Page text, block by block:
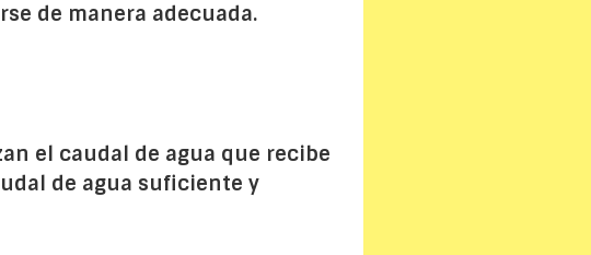
de manera adecuada.
el caudal de agua que recibe
de agua suficiente y